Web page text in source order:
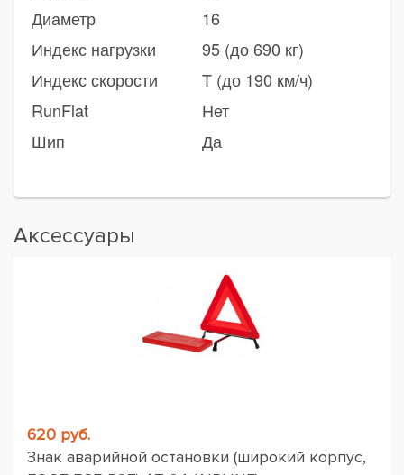
Диаметр
16
Индекс нагрузки
95 (до 690 кг)
Индекс скорости
T (до 190 км/ч)
RunFlat
Нет
Шип
Да
Аксессуары
620 руб.
Знак аварийной остановки (широкий корпус,